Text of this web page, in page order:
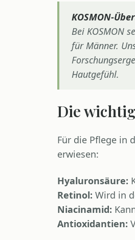
KOSMON-
Bei KOSMON
für Männer.
Hautgefühl.
Die
Für die Pflege in
erwiesen:
Hyaluronsäure:
Retinol: Wird in
Niacinamid:
Antioxidantien: